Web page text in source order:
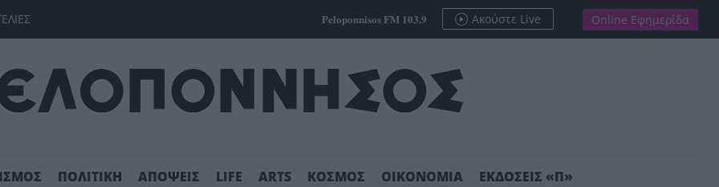
Peloponnisos FM 103.9 Ακούστε Live Online Εφημερίδα
ΠΟΛΙΤΙΚΗ ΑΠΟΨΕΙΣ LIFE ARTS ΚΟΣΜΟΣ ΟΙΚΟΝΟΜΙΑ ΕΚΔΟΣΕΙΣ «Π»